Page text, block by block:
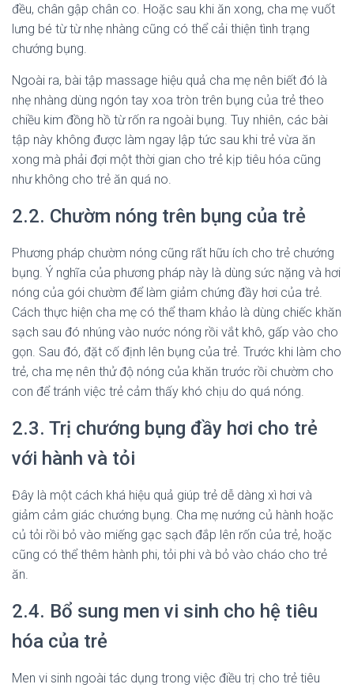
đều, chân gập chân co. Hoặc sau khi ăn xong, cha mẹ vuốt
lưng bé từ từ nhẹ nhàng cũng có thể cải thiện tình trạng
chướng bụng.
Ngoài ra, bài tập massage hiệu quả cha mẹ nên biết đó là
nhẹ nhàng dùng ngón tay xoa tròn trên bụng của trẻ theo
chiều kim đồng hồ từ rốn ra ngoài bụng. Tuy nhiên, các bài
tập này không được làm ngay lập tức sau khi trẻ vừa ăn
xong mà phải đợi một thời gian cho trẻ kịp tiêu hóa cũng
như không cho trẻ ăn quá no.
2.2. Chườm nóng trên bụng của trẻ
Phương pháp chườm nóng cũng rất hữu ích cho trẻ chướng
bụng. Ý nghĩa của phương pháp này là dùng sức nặng và hơi
nóng của gói chườm để làm giảm chứng đầy hơi của trẻ.
Cách thực hiện cha mẹ có thể tham khảo là dùng chiếc khăn
sạch sau đó nhúng vào nước nóng rồi vắt khô, gấp vào cho
gọn. Sau đó, đặt cố định lên bụng của trẻ. Trước khi làm cho
trẻ, cha mẹ nên thử độ nóng của khăn trước rồi chườm cho
con để tránh việc trẻ cảm thấy khó chịu do quá nóng.
2.3. Trị chướng bụng đầy hơi cho trẻ
với hành và tỏi
Đây là một cách khá hiệu quả giúp trẻ dễ dàng xì hơi và
giảm cảm giác chướng bụng. Cha mẹ nướng củ hành hoặc
củ tỏi rồi bỏ vào miếng gạc sạch đắp lên rốn của trẻ, hoặc
cũng có thể thêm hành phi, tỏi phi và bỏ vào cháo cho trẻ
ăn.
2.4. Bổ sung men vi sinh cho hệ tiêu
hóa của trẻ
Men vi sinh ngoài tác dụng trong việc điều trị cho trẻ tiêu